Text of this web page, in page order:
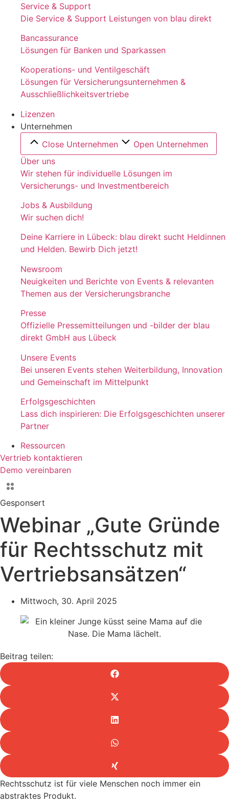
Service & Support
Die Service & Support Leistungen von blau direkt
Bancassurance
Lösungen für Banken und Sparkassen
Kooperations- und Ventilgeschäft
Lösungen für Versicherungsunternehmen &
Ausschließlichkeitsvertriebe
Lizenzen
Unternehmen
Close Unternehmen
Open Unternehmen
Über uns
Wir stehen für individuelle Lösungen im
Versicherungs- und Investmentbereich
Jobs & Ausbildung
Wir suchen dich!
Deine Karriere in Lübeck: blau direkt sucht Heldinnen
und Helden. Bewirb Dich jetzt!
Newsroom
Neuigkeiten und Berichte von Events & relevanten
Themen aus der Versicherungsbranche
Presse
Offizielle Pressemitteilungen und -bilder der blau
direkt GmbH aus Lübeck
Unsere Events
Bei unseren Events stehen Weiterbildung, Innovation
und Gemeinschaft im Mittelpunkt
Erfolgsgeschichten
Lass dich inspirieren: Die Erfolgsgeschichten unserer
Partner
Ressourcen
Vertrieb kontaktieren
Demo vereinbaren
Gesponsert
Webinar „Gute Gründe
für Rechtsschutz mit
Vertriebsansätzen“
Mittwoch, 30. April 2025
Beitrag teilen:
Rechtsschutz ist für viele Menschen noch immer ein
abstraktes Produkt.